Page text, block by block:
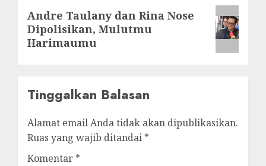
Next
post:
Andre Taulany dan Rina Nose
Dipolisikan, Mulutmu
Harimaumu
Tinggalkan Balasan
Alamat email Anda tidak akan dipublikasikan.
Ruas yang wajib ditandai *
Komentar *